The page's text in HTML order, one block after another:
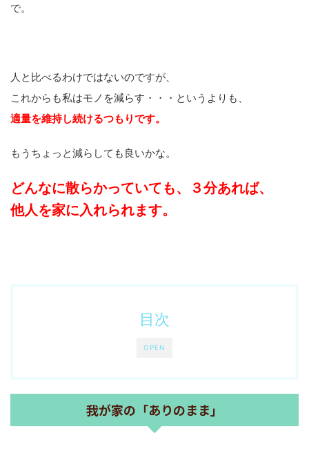
で。
人と比べるわけではないのですが、
これからも私はモノを減らす・・・というよりも、
適量を維持し続けるつもりです。
もうちょっと減らしても良いかな。
どんなに散らかっていても、３分あれば、
他人を家に入れられます。
OPEN
目次
我が家の「ありのまま」